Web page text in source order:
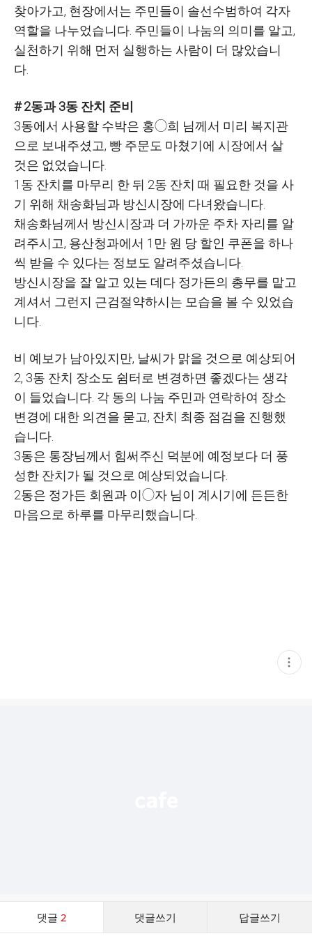
찾아가고, 현장에서는 주민들이 솔선수범하여 각자
역할을 나누었습니다. 주민들이 나눔의 의미를 알고,
실천하기 위해 먼저 실행하는 사람이 더 많았습니
다.
# 2동과 3동 잔치 준비
3동에서 사용할 수박은 홍◯희 님께서 미리 복지관
으로 보내주셨고, 빵 주문도 마쳤기에 시장에서 살
것은 없었습니다.
1동 잔치를 마무리 한 뒤 2동 잔치 때 필요한 것을 사
기 위해 채송화님과 방신시장에 다녀왔습니다.
채송화님께서 방신시장과 더 가까운 주차 자리를 알
려주시고, 용산청과에서 1만 원 당 할인 쿠폰을 하나
씩 받을 수 있다는 정보도 알려주셨습니다.
방신시장을 잘 알고 있는 데다 정가든의 총무를 맡고
계셔서 그런지 근검절약하시는 모습을 볼 수 있었습
니다.
비 예보가 남아있지만, 날씨가 맑을 것으로 예상되어
2, 3동 잔치 장소도 쉼터로 변경하면 좋겠다는 생각
이 들었습니다. 각 동의 나눔 주민과 연락하여 장소
변경에 대한 의견을 묻고, 잔치 최종 점검을 진행했
습니다.
3동은 통장님께서 힘써주신 덕분에 예정보다 더 풍
성한 잔치가 될 것으로 예상되었습니다.
2동은 정가든 회원과 이◯자 님이 계시기에 든든한
마음으로 하루를 마무리했습니다.
현
재
댓글 2 댓글쓰기 답글쓰기